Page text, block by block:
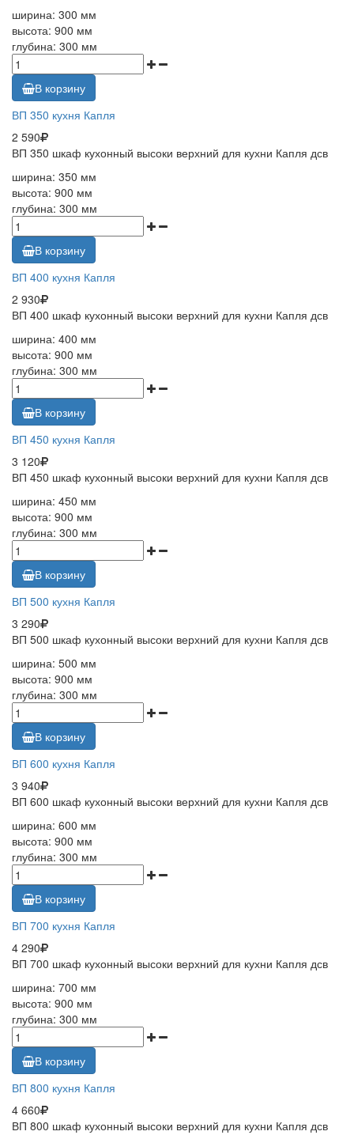
ширина: 300 мм
высота: 900 мм
глубина: 300 мм
В корзину
ВП 350 кухня Капля
2 590
ВП 350 шкаф кухонный высоки верхний для кухни Капля дсв
ширина: 350 мм
высота: 900 мм
глубина: 300 мм
В корзину
ВП 400 кухня Капля
2 930
ВП 400 шкаф кухонный высоки верхний для кухни Капля дсв
ширина: 400 мм
высота: 900 мм
глубина: 300 мм
В корзину
ВП 450 кухня Капля
3 120
ВП 450 шкаф кухонный высоки верхний для кухни Капля дсв
ширина: 450 мм
высота: 900 мм
глубина: 300 мм
В корзину
ВП 500 кухня Капля
3 290
ВП 500 шкаф кухонный высоки верхний для кухни Капля дсв
ширина: 500 мм
высота: 900 мм
глубина: 300 мм
В корзину
ВП 600 кухня Капля
3 940
ВП 600 шкаф кухонный высоки верхний для кухни Капля дсв
ширина: 600 мм
высота: 900 мм
глубина: 300 мм
В корзину
ВП 700 кухня Капля
4 290
ВП 700 шкаф кухонный высоки верхний для кухни Капля дсв
ширина: 700 мм
высота: 900 мм
глубина: 300 мм
В корзину
ВП 800 кухня Капля
4 660
ВП 800 шкаф кухонный высоки верхний для кухни Капля дсв